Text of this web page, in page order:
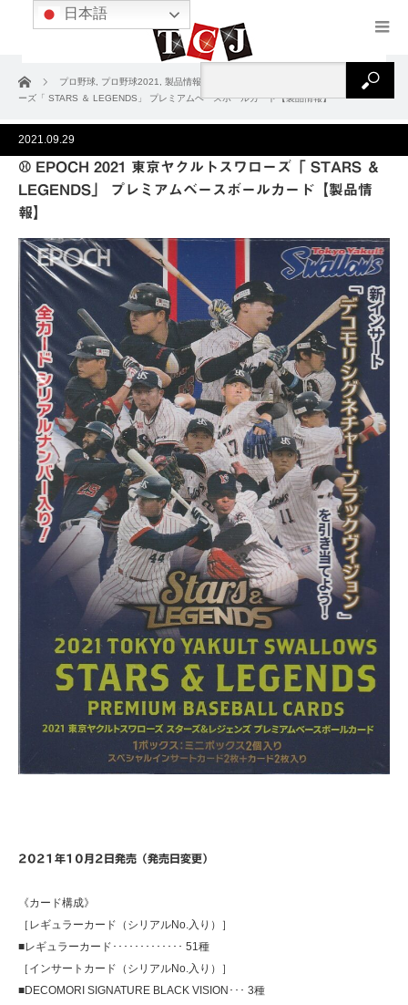
ホーム プロ野球 プロ野球2021 製品情報
⚾ EPOCH 2021 東京ヤクルトスワロ
ーズ「 STARS ＆ LEGENDS」 プレミアムベースボールカード【製品情報】
2021.09.29
⚾ EPOCH 2021 東京ヤクルトスワローズ「 STARS ＆
LEGENDS」 プレミアムベースボールカード【製品情
報】
2021年10月2日発売（発売日変更）
《カード構成》
［レギュラーカード（シリアルNo.入り）］
■レギュラーカード･････････････ 51種
［インサートカード（シリアルNo.入り）］
■DECOMORI SIGNATURE BLACK VISION･･･ 3種
日本語